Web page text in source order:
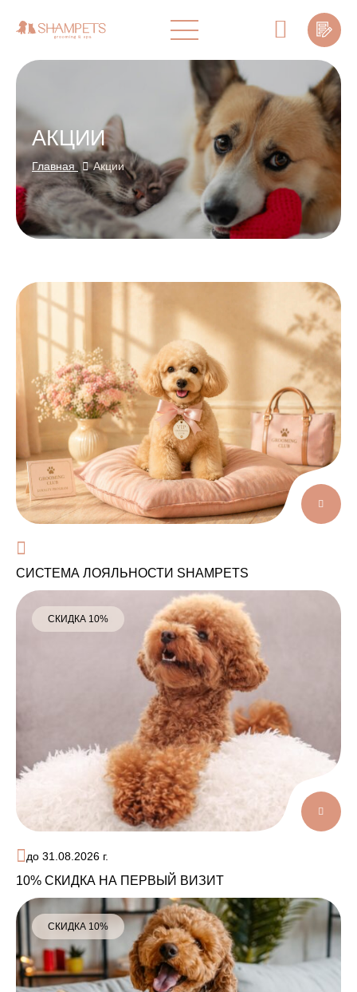
" alt="">
АКЦИИ
Главная Акции
СИСТЕМА ЛОЯЛЬНОСТИ SHAMPETS
СКИДКА 10%
до 31.08.2026 г.
10% СКИДКА НА ПЕРВЫЙ ВИЗИТ
СКИДКА 10%